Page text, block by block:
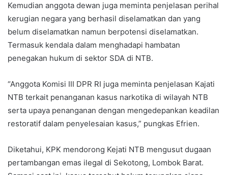
Kemudian anggota dewan juga meminta penjelasan perihal
kerugian negara yang berhasil diselamatkan dan yang
belum diselamatkan namun berpotensi diselamatkan.
Termasuk kendala dalam menghadapi hambatan
penegakan hukum di sektor SDA di NTB.
“Anggota Komisi III DPR RI juga meminta penjelasan Kajati
NTB terkait penanganan kasus narkotika di wilayah NTB
serta upaya penanganan dengan mengedepankan keadilan
restoratif dalam penyelesaian kasus,” pungkas Efrien.
Diketahui, KPK mendorong Kejati NTB mengusut dugaan
pertambangan emas ilegal di Sekotong, Lombok Barat.